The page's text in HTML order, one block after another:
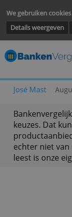
We gebruiken
Details weergeven
keuzes. Dat
echter niet